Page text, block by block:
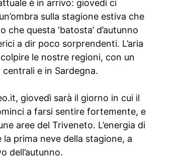
è in arrivo: giovedì ci
sulla stagione estiva che
questa ‘batosta’ d’autunno
a dir poco sorprendenti. L’aria
le nostre regioni, con un
e in Sardegna.
giovedì sarà il giorno in cui il
a farsi sentire fortemente, e
aree del Triveneto. L’energia di
prima neve della stagione, a
dell’autunno.